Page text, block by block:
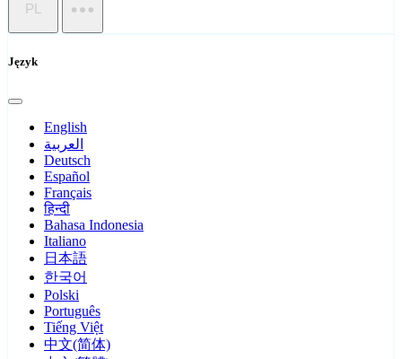
PL
Język
English
العربية
Deutsch
Español
Français
हिन्दी
Bahasa Indonesia
Italiano
日本語
한국어
Polski
Português
Tiếng Việt
中文(简体)